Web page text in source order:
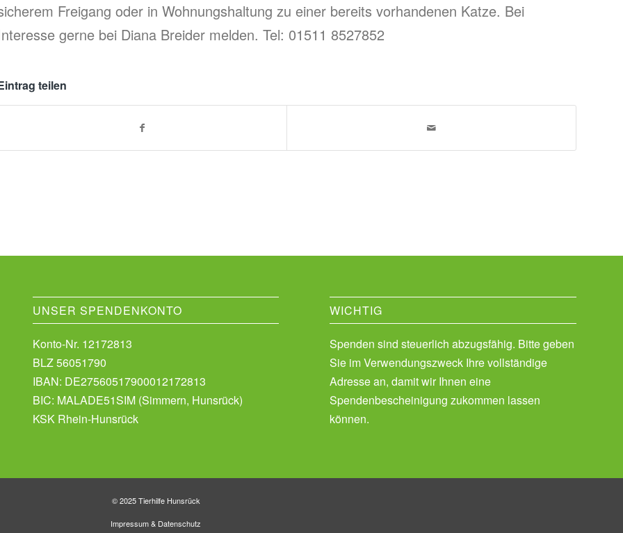
Freigang oder in Wohnungshaltung zu einer bereits vorhandenen Katze. Bei
gerne bei Diana Breider melden. Tel: 01511 8527852
teilen
UNSER SPENDENKONTO
Konto-Nr. 12172813
BLZ 56051790
IBAN: DE27560517900012172813
BIC: MALADE51SIM (Simmern, Hunsrück)
KSK Rhein-Hunsrück
WICHTIG
Spenden sind steuerlich abzugsfähig. Bitte geben
Sie im Verwendungszweck Ihre vollständige
Adresse an, damit wir Ihnen eine
Spendenbescheinigung zukommen lassen
können.
© 2025 Tierhilfe Hunsrück
Impressum& Datenschutz